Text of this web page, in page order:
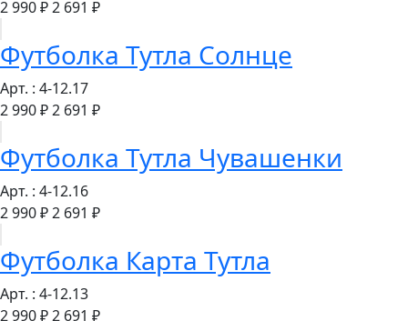
2 990 ₽2 691 ₽
Футболка Тутла Солнце
Арт. : 4-12.17
2 990 ₽2 691 ₽
Футболка Тутла Чувашенки
Арт. : 4-12.16
2 990 ₽2 691 ₽
Футболка Карта Тутла
Арт. : 4-12.13
2 990 ₽2 691 ₽